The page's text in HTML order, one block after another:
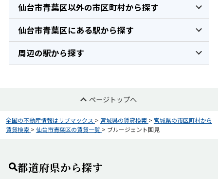
仙台市青葉区以外の市区町村から探す
仙台市青葉区にある駅から探す
周辺の駅から探す
ページトップへ
全国の不動産情報はリブマックス > 宮城県の賃貸検索 > 宮城県の市区町村から
賃貸検索 > 仙台市青葉区の賃貸一覧 > ブルージェント国見
都道府県から探す